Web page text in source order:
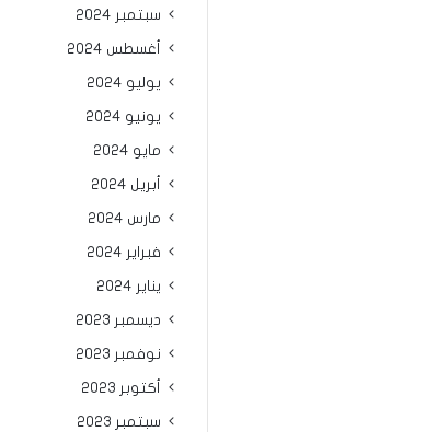
سبتمبر 2024
أغسطس 2024
يوليو 2024
يونيو 2024
مايو 2024
أبريل 2024
مارس 2024
فبراير 2024
يناير 2024
ديسمبر 2023
نوفمبر 2023
أكتوبر 2023
سبتمبر 2023